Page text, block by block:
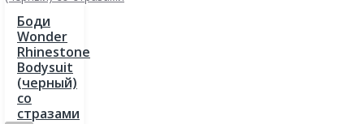
Боди
Wonder
Rhinestone
Bodysuit
(черный)
со
стразами